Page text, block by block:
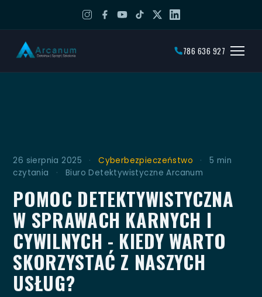
786 636 927
26 sierpnia 2025 · Cyberbezpieczeństwo ·
5 min
czytania
· Biuro Detektywistyczne Arcanum
POMOC DETEKTYWISTYCZNA
W SPRAWACH KARNYCH I
CYWILNYCH - KIEDY WARTO
SKORZYSTAĆ Z NASZYCH
USŁUG?